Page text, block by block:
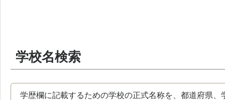
学校名検索
学歴欄に記載するための学校の正式名称を、都道府県